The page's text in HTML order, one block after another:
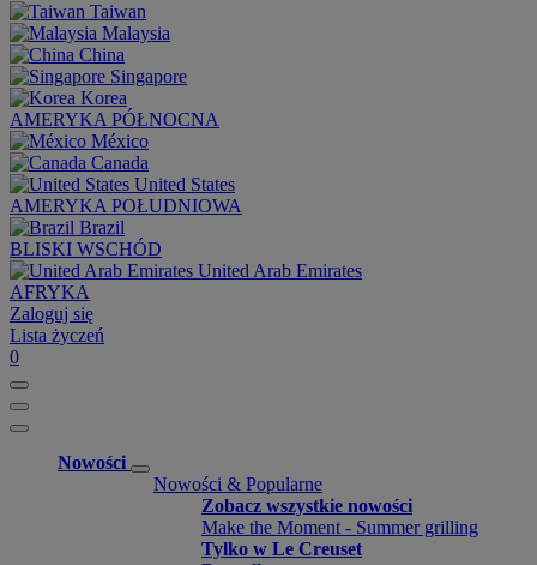
Taiwan
Malaysia
China
Singapore
Korea
AMERYKA PÓŁNOCNA
México
Canada
United States
AMERYKA POŁUDNIOWA
Brazil
BLISKI WSCHÓD
United Arab Emirates
AFRYKA
Zaloguj się
Lista życzeń
0
Nowości
Nowości & Popularne
Zobacz wszystkie nowości
Make the Moment - Summer grilling
Tylko w Le Creuset